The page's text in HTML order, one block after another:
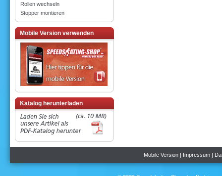
Rollen wechseln
Stopper montieren
Mobile Version verwenden
Katalog herunterladen
Mobile Version| Impressum|